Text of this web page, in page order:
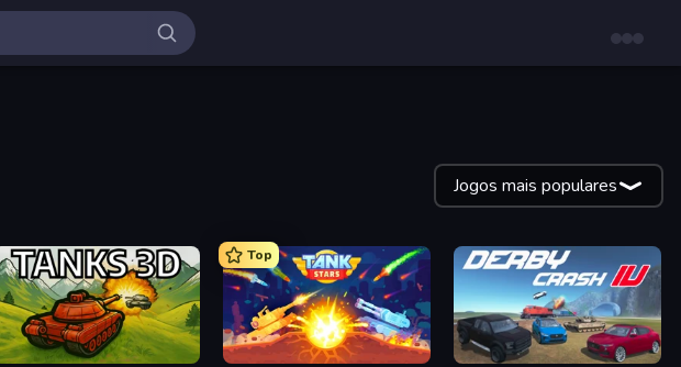
Jogos mais populares
Tanks 3D
Top
Tank Stars Derby Crash 4